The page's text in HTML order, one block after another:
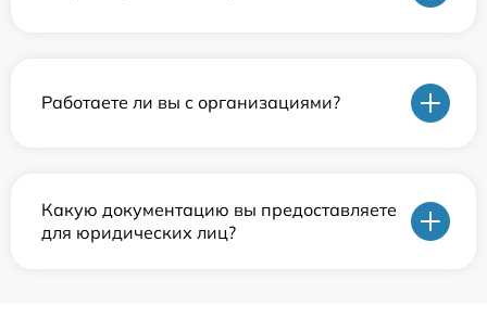
Работаете ли вы с организациями?
Какую документацию вы предоставляете
для юридических лиц?